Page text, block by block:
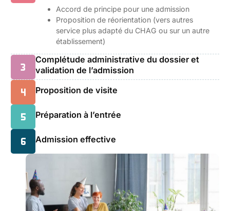
Accord de principe pour une admission
Proposition de réorientation (vers autres
service plus adapté du CHAG ou sur un autre
établissement)
Complétude administrative du dossier et
validation de l’admission
Proposition de visite
Préparation à l’entrée
Admission effective